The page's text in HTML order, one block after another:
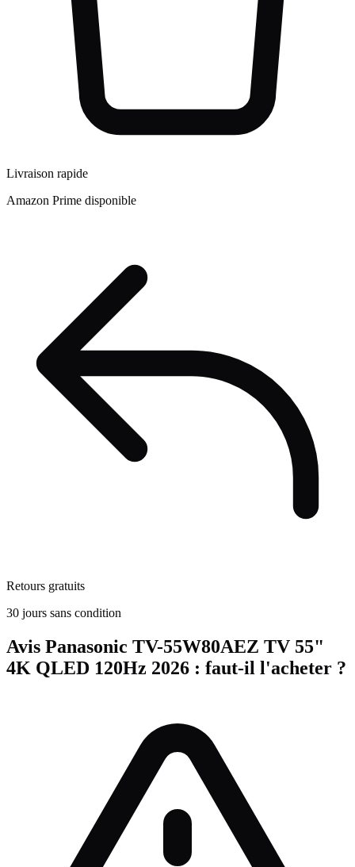
Livraison rapide
Amazon Prime disponible
Retours gratuits
30 jours sans condition
Avis Panasonic TV-55W80AEZ TV 55"
4K QLED 120Hz 2026 : faut-il l'acheter ?